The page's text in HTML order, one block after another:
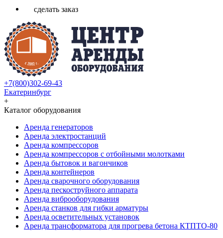
сделать заказ
+7(800)302-69-43
Екатеринбург
+
Каталог оборудования
Аренда генераторов
Аренда электростанций
Аренда компрессоров
Аренда компрессоров с отбойными молотками
Аренда бытовок и вагончиков
Аренда контейнеров
Аренда сварочного оборудования
Аренда пескоструйного аппарата
Аренда виброоборудования
Аренда станков для гибки арматуры
Аренда осветительных установок
Аренда трансформатора для прогрева бетона КТПТО-80